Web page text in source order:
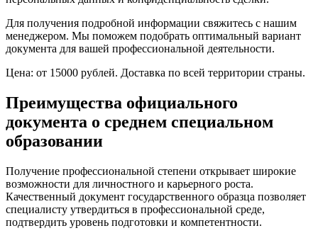
Для получения подробной информации свяжитесь с нашим
менеджером. Мы поможем подобрать оптимальный вариант
документа для вашей профессиональной деятельности.
Цена: от 15000 рублей. Доставка по всей территории страны.
Преимущества официального
документа о среднем специальном
образовании
Получение профессиональной степени открывает широкие
возможности для личностного и карьерного роста.
Качественный документ государственного образца позволяет
специалисту утвердиться в профессиональной среде,
подтвердить уровень подготовки и компетентности.